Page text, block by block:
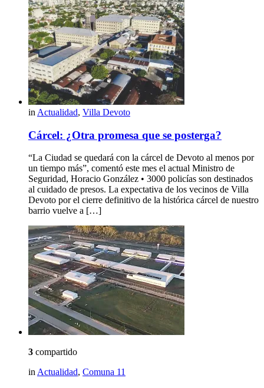
in Actualidad, Villa Devoto
Cárcel: ¿Otra promesa que se posterga?
“La Ciudad se quedará con la cárcel de Devoto al menos por
un tiempo más”, comentó este mes el actual Ministro de
Seguridad, Horacio González • 3000 policías son destinados
al cuidado de presos. La expectativa de los vecinos de Villa
Devoto por el cierre definitivo de la histórica cárcel de nuestro
barrio vuelve a […]
3 compartido
inActualidad, Comuna 11